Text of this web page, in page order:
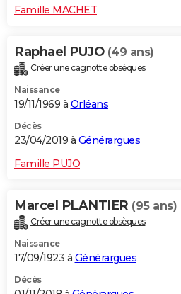
Famille MACHET
Raphael PUJO (49 ans)
Créer une cagnotte obsèques
Naissance
19/11/1969 à Orléans
Décès
23/04/2019 à Générargues
Famille PUJO
Marcel PLANTIER (95 ans)
Créer une cagnotte obsèques
Naissance
17/09/1923 à Générargues
Décès